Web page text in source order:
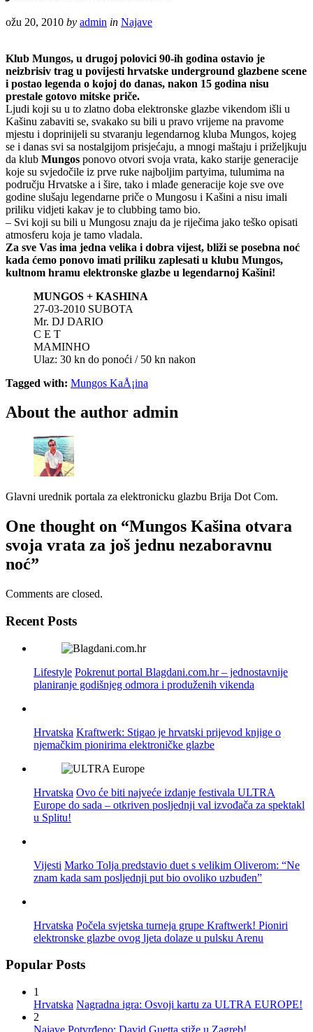
ožu 20, 2010 by admin in Najave
Klub Mungos, u drugoj polovici 90-ih godina ostavio je
neizbrisiv trag u povijesti hrvatske underground glazbene scene
i postao legenda o kojoj do danas, nakon 15 godina nisu
prestale gotovo mitske priče.
Ljudi koji su u to zlatno doba elektronske glazbe vikendom išli u
Kašinu zabaviti se, svakako su bili u pravo vrijeme na pravome
mjestu i doprinijeli su stvaranju legendarnog kluba Mungos, kojeg
se i danas svi sa nostalgijom prisjećaju, a mnogi maštaju i priželjkuju
da klub Mungos ponovo otvori svoja vrata, kako starije generacije
koje su svjedočile iz prve ruke najboljim partyima, tulumima na
području Hrvatske a i šire, tako i mlađe generacije koje sve ove
godine slušaju legendarne priče o Mungosu i Kašini a nisu imali
priliku vidjeti kakav je to clubbing tamo bio.
– Svi koji su bili u Mungosu znaju da je riječima jako teško opisati
atmosferu koja je tamo vladala.
Za sve Vas ima jedna velika i dobra vijest, bliži se posebna noć
kada ćemo ponovo imati priliku zaplesati u klubu Mungos,
kultnom hramu elektronske glazbe u legendarnoj Kašini!
MUNGOS + KASHINA
27-03-2010 SUBOTA
Mr. DJ DARIO
C E T
MAMINHO
Ulaz: 30 kn do ponoći / 50 kn nakon
Tagged with: Mungos KaÅ¡ina
About the author admin
Glavni urednik portala za elektronicku glazbu Brija Dot Com.
One thought on “Mungos Kašina otvara
svoja vrata za još jednu nezaboravnu
noć”
Comments are closed.
Recent Posts
Lifestyle Pokrenut portal Blagdani.com.hr – jednostavnije
planiranje godišnjeg odmora i produženih vikenda
Hrvatska Kraftwerk: Stigao je hrvatski prijevod knjige o
njemačkim pionirima elektroničke glazbe
Hrvatska Ovo će biti najveće izdanje festivala ULTRA
Europe do sada – otkriven posljednji val izvođača za spektakl
u Splitu!
Vijesti Marko Tolja predstavio duet s velikim Oliverom: “Ne
znam kada sam posljednji put bio ovoliko uzbuđen”
Hrvatska Počela svjetska turneja grupe Kraftwerk! Pioniri
elektronske glazbe ovog ljeta dolaze u pulsku Arenu
Popular Posts
1
Hrvatska Nagradna igra: Osvoji kartu za ULTRA EUROPE!
2
Najave Potvrđeno: David Guetta stiže u Zagreb!